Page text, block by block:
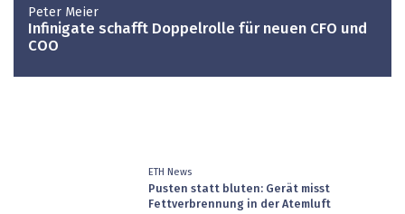
Peter Meier
Infinigate schafft Doppelrolle für neuen CFO und
COO
ETH News
Pusten statt bluten: Gerät misst
Fettverbrennung in der Atemluft